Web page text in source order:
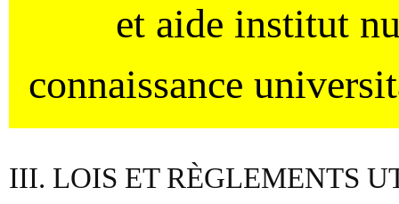
et aide institut
connaissance
III. LOIS ET RÈGLEMENTS